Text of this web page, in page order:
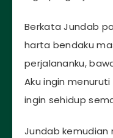
Berkata Jundab
harta bendaku
perjalananku,
Aku ingin
ingin sehidup
Jundab